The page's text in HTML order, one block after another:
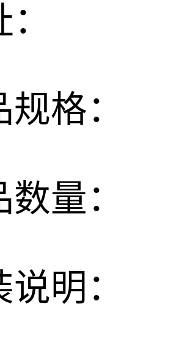
格：
量：
明：